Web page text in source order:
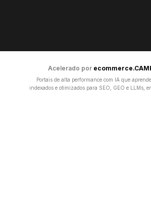
Acelerado por
Portais de alta performance com IA que
indexados e otimizados para SEO, GEO e LLMs,